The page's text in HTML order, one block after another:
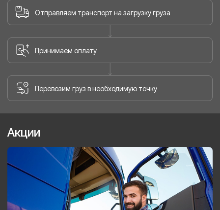
Отправляем транспорт на загрузку груза
Принимаем оплату
Перевозим груз в необходимую точку
Акции